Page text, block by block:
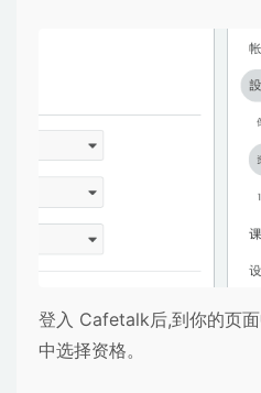
登入 Cafetalk后,到你的页
中选择资格。